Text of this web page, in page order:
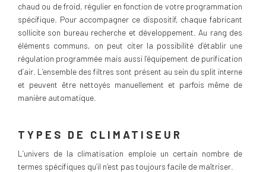
chaud ou de froid, régulier en fonction de votre programmation
spécifique. Pour accompagner ce dispositif, chaque fabricant
sollicite son bureau recherche et développement. Au rang des
éléments communs, on peut citer la possibilité d’établir une
régulation programmée mais aussi l’équipement de purification
d’air. L’ensemble des filtres sont présent au sein du split interne
et peuvent être nettoyés manuellement et parfois même de
manière automatique.
TYPES DE CLIMATISEUR
L’univers de la climatisation emploie un certain nombre de
termes spécifiques qu’il n’est pas toujours facile de maîtriser.